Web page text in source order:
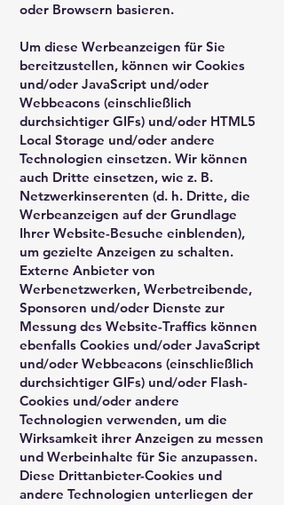
oder Browsern basieren.
Um diese Werbeanzeigen für Sie
bereitzustellen, können wir Cookies
und/oder JavaScript und/oder
Webbeacons (einschließlich
durchsichtiger GIFs) und/oder HTML5
Local Storage und/oder andere
Technologien einsetzen. Wir können
auch Dritte einsetzen, wie z. B.
Netzwerkinserenten (d. h. Dritte, die
Werbeanzeigen auf der Grundlage
Ihrer Website-Besuche einblenden),
um gezielte Anzeigen zu schalten.
Externe Anbieter von
Werbenetzwerken, Werbetreibende,
Sponsoren und/oder Dienste zur
Messung des Website-Traffics können
ebenfalls Cookies und/oder JavaScript
und/oder Webbeacons (einschließlich
durchsichtiger GIFs) und/oder Flash-
Cookies und/oder andere
Technologien verwenden, um die
Wirksamkeit ihrer Anzeigen zu messen
und Werbeinhalte für Sie anzupassen.
Diese Drittanbieter-Cookies und
andere Technologien unterliegen der